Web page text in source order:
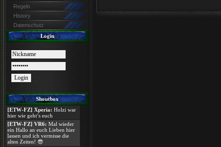
Regeln
History
Datenschutz
Login
Shoutbox
[ETW-FZ] Xperia: Holzi war
hier wie geht’s euch
[ETW-FZ] VR6: Mal wieder
ein Hallo an euch Lieben hier
lassen und ich vermisse die
alten Zeiten! 😎